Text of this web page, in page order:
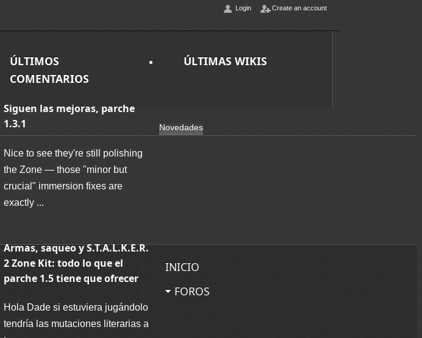
ÚLTIMOS
COMENTARIOS
Siguen las mejoras, parche
1.3.1
Nice to see they're still polishing
the Zone — those "minor but
crucial" immersion fixes are
exactly ...
Armas, saqueo y S.T.A.L.K.E.R.
2 Zone Kit: todo lo que el
parche 1.5 tiene que ofrecer
Hola Dade si estuviera jugándolo
tendría las mutaciones literarias a
ÚLTIMAS WIKIS
Novedades
Login Create an account
INICIO
FOROS